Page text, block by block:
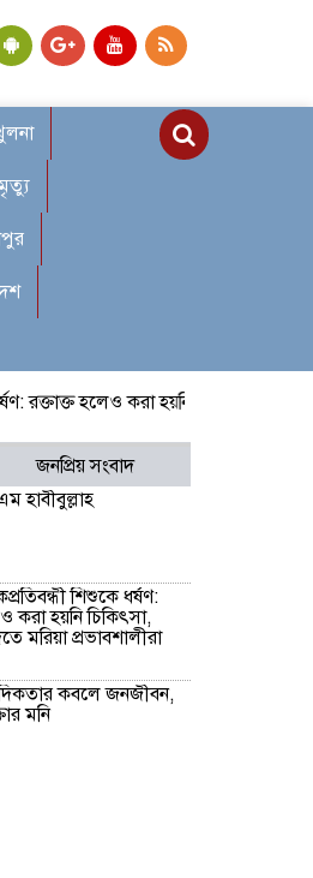
হলেও করা হয়নি চিকিৎসা, ধামাচাপা দিতে
জনপ্রিয় সংবাদ
হাবীবুল্লাহ
শিশুকে ধর্ষণ:
করা হয়নি চিকিৎসা,
মরিয়া প্রভাবশালীরা
কবলে জনজীবন,
মনি